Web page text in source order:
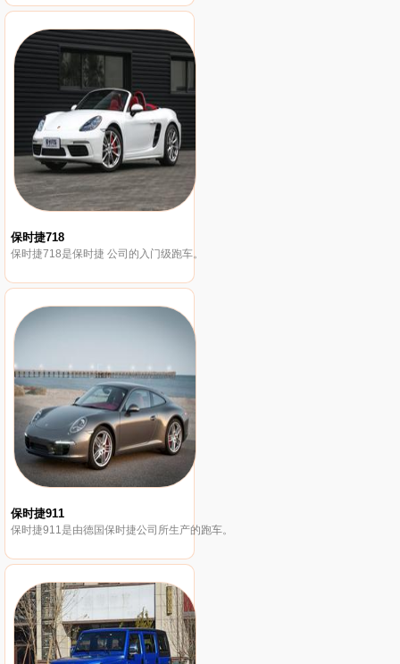
保时捷718
保时捷718是保时捷 公司的入门级跑车。
保时捷911
保时捷911是由德国保时捷公司所生产的跑车。